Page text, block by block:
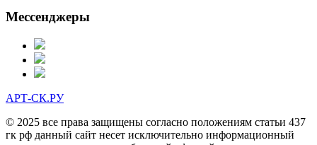
Мессенджеры
АРТ-СК.РУ
© 2025 все права защищены согласно положениям статьи 437
гк рф данный сайт несет исключительно информационный